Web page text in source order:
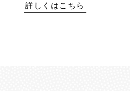
詳しくはこちら